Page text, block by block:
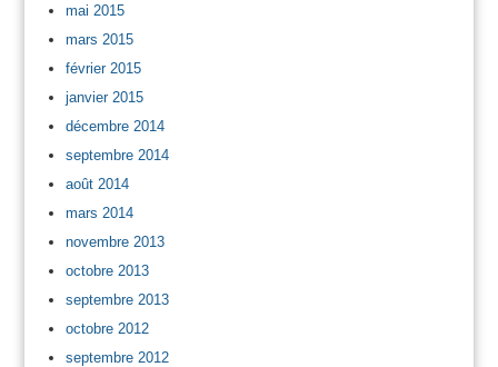
mai 2015
mars 2015
février 2015
janvier 2015
décembre 2014
septembre 2014
août 2014
mars 2014
novembre 2013
octobre 2013
septembre 2013
octobre 2012
septembre 2012